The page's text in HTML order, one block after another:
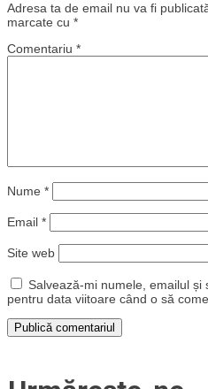
Adresa ta de email nu va fi
marcate cu *
Comentariu *
Nume *
Email *
Site web
Salvează-mi numele, emailul
pentru data viitoare când o să